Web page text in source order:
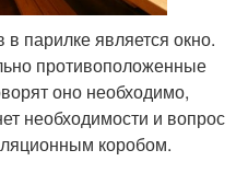
парилке является окно.
противоположенные
оно необходимо,
необходимости и вопрос
коробом.